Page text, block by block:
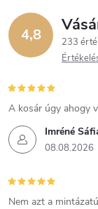
4,8
233
Imréné
08.08.2026
A kosár úgy ahogy
Nem azt a